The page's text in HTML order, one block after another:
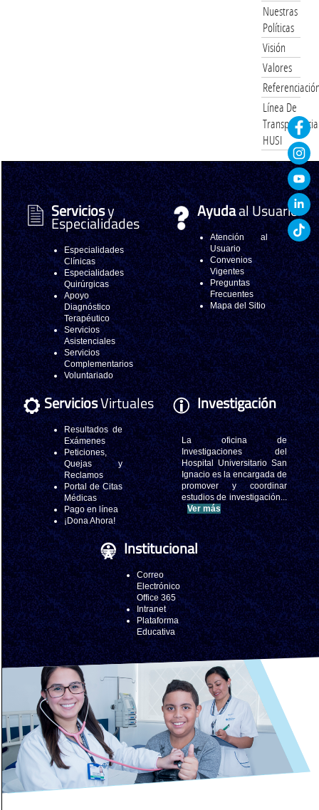
Nuestras
Políticas
Visión
Valores
Línea De
Transparencia
HUSI
Serviciosy
Especialidades
Especialidades
Clínicas
Especialidades
Quirúrgicas
Apoyo
Diagnóstico
Terapéutico
Servicios
Asistenciales
Servicios
Complementarios
Voluntariado
Ayudaal Usuario
Atención al
Usuario
Convenios
Vigentes
Preguntas
Frecuentes
Mapa del Sitio
ServiciosVirtuales
Resultados de
Exámenes
Peticiones,
Quejas y
Reclamos
Portal de Citas
Médicas
Pago en línea
¡Dona Ahora!
Investigación
La oficina de
Investigaciones del
Hospital Universitario San
Ignacio es la encargada de
promover y coordinar
estudios de investigación...
Ver más
Institucional
Correo
Electrónico
Office 365
Intranet
Plataforma
Educativa